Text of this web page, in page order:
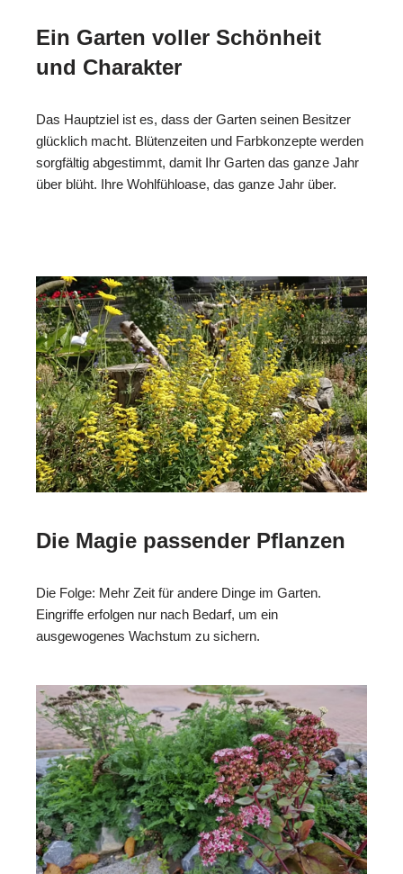
Ein Garten voller Schönheit
und Charakter
Das Hauptziel ist es, dass der Garten seinen Besitzer
glücklich macht. Blütenzeiten und Farbkonzepte werden
sorgfältig abgestimmt, damit Ihr Garten das ganze Jahr
über blüht. Ihre Wohlfühloase, das ganze Jahr über.
Die Magie passender Pflanzen
Die Folge: Mehr Zeit für andere Dinge im Garten.
Eingriffe erfolgen nur nach Bedarf, um ein
ausgewogenes Wachstum zu sichern.